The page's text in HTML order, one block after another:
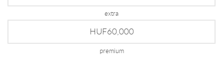
extra
HUF60,000
premium